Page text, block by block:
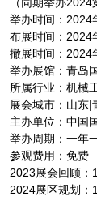
举办时间：2024
布展时间：2024
撤展时间：2024
举办展馆：青岛
所属行业：机械
展会城市：山东|
主办单位：中国
举办周期：一年
参观费用：免费
2023展会回顾：
2024展区规划：